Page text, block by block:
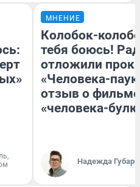
МНЕНИЕ
Колобок-
тебя боюсь!
отложили
«Человека-
отзыв о
«человека-
Надежда Губарь